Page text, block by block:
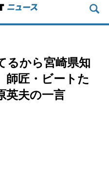
るから宮崎県知
匠・ビートた
英夫の一言